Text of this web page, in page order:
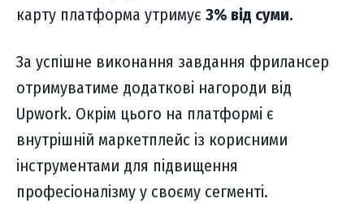
карту платформа утримує 3% від суми.
За успішне виконання завдання фрилансер
отримуватиме додаткові нагороди від
Upwork. Окрім цього на платформі є
внутрішній маркетплейс із корисними
інструментами для підвищення
професіоналізму у своєму сегменті.